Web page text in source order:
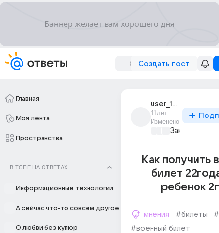
Создать пост
Главная
Моя лента
Пространства
В ТОПЕ НА ОТВЕТАХ
Информационные технологии
А сейчас что-то совсем другое
О любви без купюр
user_190384907
11лет
Изменено
Закон и
Как получить
билет
ребенок
мнения #билеты
#военный билет